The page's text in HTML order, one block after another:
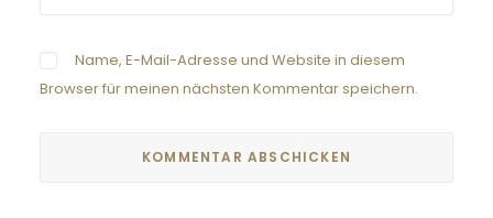
Name, E-Mail-Adresse und Website in diesem
Browser für meinen nächsten Kommentar speichern.